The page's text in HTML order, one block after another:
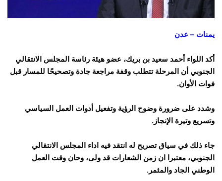
يمنات – عدن
أكد اللواء أحمد سعيد بن بريك، عضو هيئة رئاسة المجلس الانتقالي
الجنوبي أن المرحلة تتطلب وقفة مراجعة جادة وتصحيحًا للمسار قبل
فوات الأوان.
وشدد على ضرورة وضوح الرؤية وتفعيل أدوات العمل السياسي
وتسريع وتيرة الإنجاز.
جاء ذلك في سياق تصريح له انتقد فيه اداء المجلس الانتقالي
الجنوبي، معتبرا ان زمن الشعارات قد ولى، وحان وقت العمل
الوطني الجاد والمثمر.